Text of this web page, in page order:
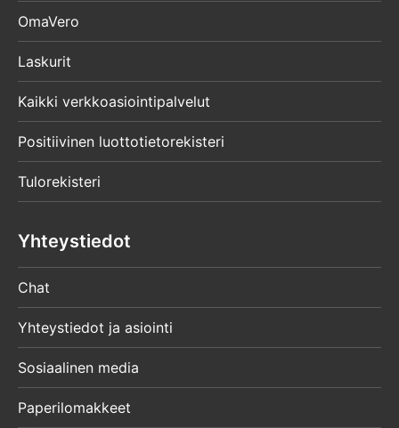
OmaVero
Laskurit
Kaikki verkkoasiointipalvelut
Positiivinen luottotietorekisteri
Tulorekisteri
Yhteystiedot
Chat
Yhteystiedot ja asiointi
Sosiaalinen media
Paperilomakkeet